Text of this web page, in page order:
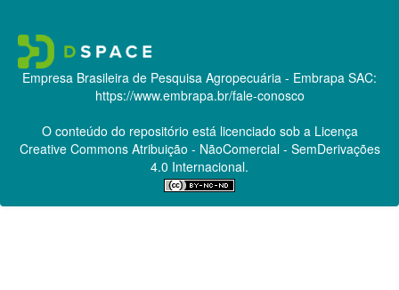
Empresa Brasileira de Pesquisa Agropecuária - Embrapa SAC:
https://www.embrapa.br/fale-conosco
O conteúdo do repositório está licenciado sob a Licença
Creative CommonsAtribuição - NãoComercial - SemDerivações
4.0 Internacional.